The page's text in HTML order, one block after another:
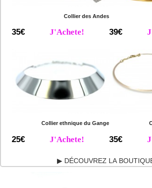
Collier des Andes
35€ J'Achete! 39€
Collier ethnique du Gange
25€ J'Achete! 35€
▶ DÉCOUVREZ LA